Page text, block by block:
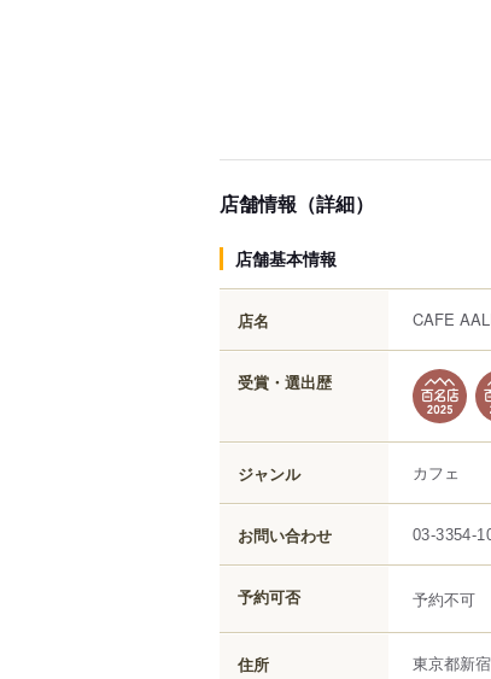
店舗情報（詳細）
店舗基本情報
店名 CAFE
受賞・選出歴
ジャンル カフェ
お問い合わせ 03-3354-
予約可否 予約不可
住所 東京都新